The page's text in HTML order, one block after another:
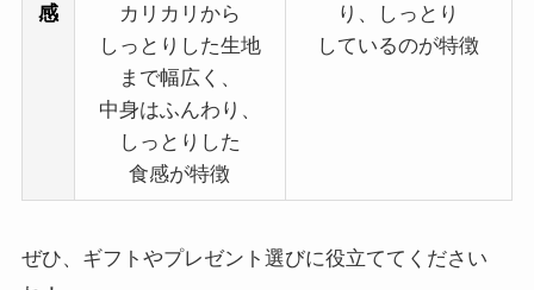
感
カリカリから
しっとりした生地
まで幅広く、
中身はふんわり、
しっとりした
食感が特徴
り、しっとり
しているのが特徴
ぜひ、ギフトやプレゼント選びに役立ててください